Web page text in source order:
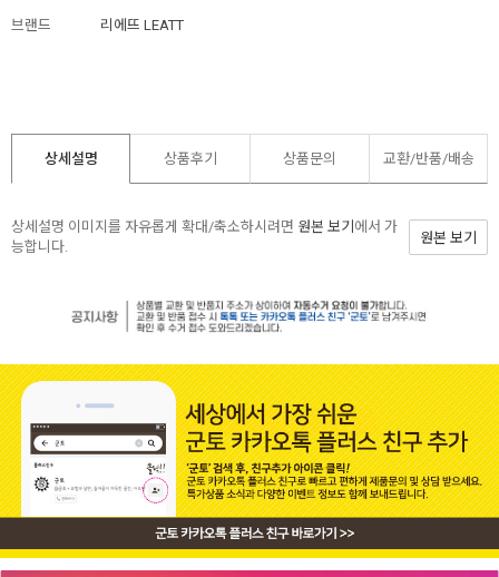
브랜드 리에뜨 LEATT
상세설명 상품후기 상품문의 교환/반품/배송
상세설명 이미지를 자유롭게 확대/축소하시려면 원본 보기 에서 가
능합니다.
원본 보기